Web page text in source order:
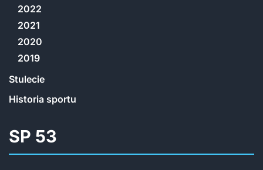
2022
2021
2020
2019
Stulecie
Historia sportu
SP 53